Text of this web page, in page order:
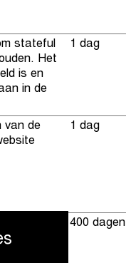
stateful
Het
is en
in de
1 dag
van de
1 dag
400 dagen